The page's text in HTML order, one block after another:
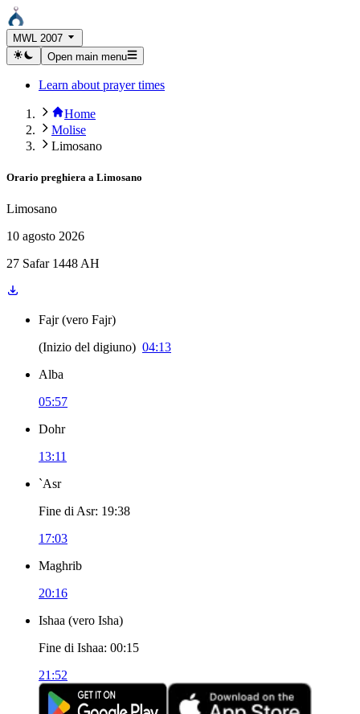
MWL 2007
Open main menu
Learn about prayer times
Home
Molise
Limosano
Orario preghiera a Limosano
Limosano
10 agosto 2026
27 Safar 1448 AH
Fajr (vero Fajr)
(Inizio del digiuno) 04:13
Alba
05:57
Dohr
13:11
`Asr
Fine di Asr: 19:38
17:03
Maghrib
20:16
Ishaa (vero Isha)
Fine di Ishaa: 00:15
21:52